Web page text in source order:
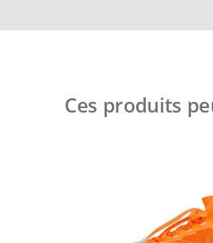
Ces produits